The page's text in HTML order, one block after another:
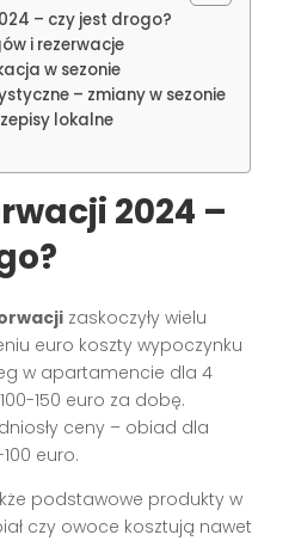
– czy jest drogo?
i rezerwacje
w sezonie
– zmiany w sezonie
lokalne
2024 –
zaskoczyły wielu
euro koszty wypoczynku
w apartamencie dla 4
150 euro za dobę.
ceny – obiad dla
euro.
podstawowe produkty w
czy owoce kosztują nawet